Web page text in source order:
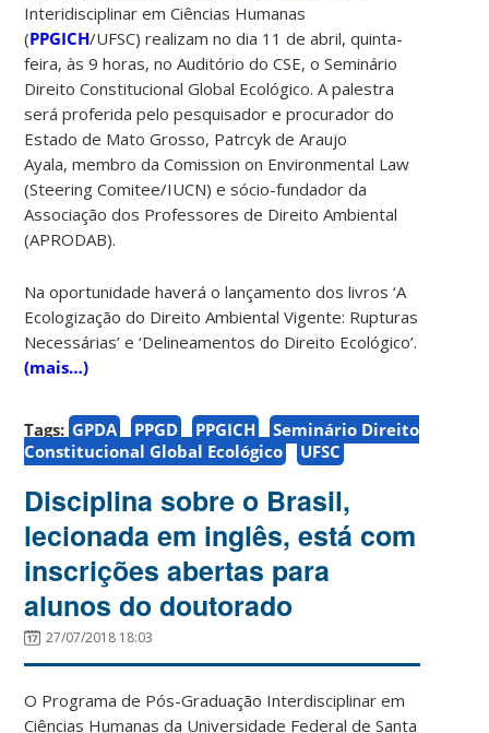
Interidisciplinar em Ciências Humanas
(PPGICH/UFSC) realizam no dia 11 de abril, quinta-
feira, às 9 horas, no Auditório do CSE, o Seminário
Direito Constitucional Global Ecológico. A palestra
será proferida pelo pesquisador e procurador do
Estado de Mato Grosso, Patrcyk de Araujo
Ayala, membro da Comission on Environmental Law
(Steering Comitee/IUCN) e sócio-fundador da
Associação dos Professores de Direito Ambiental
(APRODAB).
Na oportunidade haverá o lançamento dos livros ‘A
Ecologização do Direito Ambiental Vigente: Rupturas
Necessárias’ e ‘Delineamentos do Direito Ecológico’.
(mais…)
Tags: GPDA PPGD PPGICH
Seminário Direito
Constitucional Global Ecológico
UFSC
Disciplina sobre o Brasil,
lecionada em inglês, está com
inscrições abertas para
alunos do doutorado
27/07/2018 18:03
O Programa de Pós-Graduação Interdisciplinar em
Ciências Humanas da Universidade Federal de Santa